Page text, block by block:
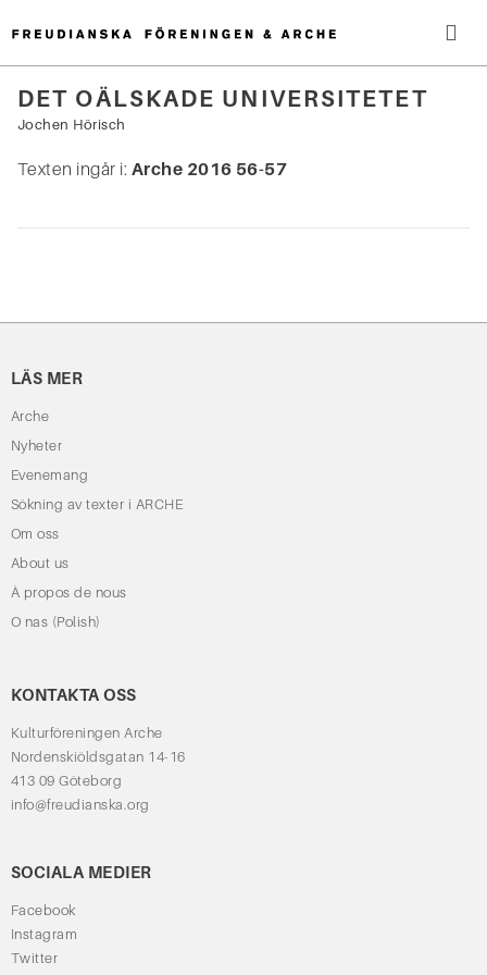
till
innehåll
Sök
DET OÄLSKADE UNIVERSITETET
Jochen Hörisch
Texten ingår i: Arche 2016 56-57
LÄS MER
Arche
Nyheter
Evenemang
Sökning av texter i ARCHE
Om oss
About us
À propos de nous
O nas (Polish)
KONTAKTA OSS
Kulturföreningen Arche
Nordenskiöldsgatan 14-16
413 09 Göteborg
info@freudianska.org
SOCIALA MEDIER
Facebook
Instagram
Twitter